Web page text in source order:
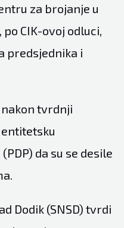
za brojanje u
CIK-ovoj odluci,
predsjednika i
nakon tvrdnji
da su se desile
Dodik (SNSD) tvrdi